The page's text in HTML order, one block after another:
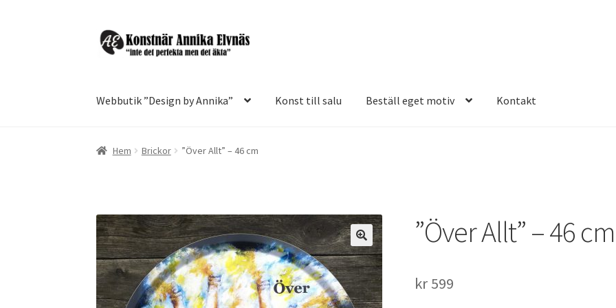
Hoppa
till
Hoppa
till
Webbutik ”Design by Annika” Konst till salu Beställ eget motiv Kontakt
Hem Brickor ”Över Allt” – 46 cm
”Över Allt” – 46 cm
kr599